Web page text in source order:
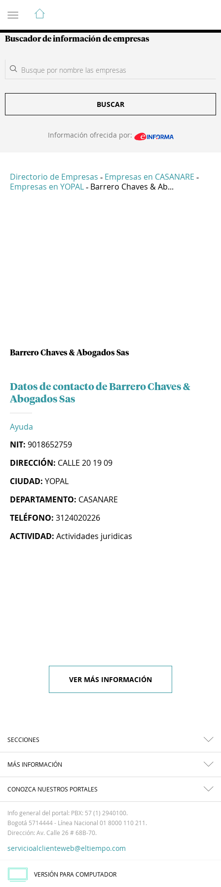
Guía de Empresas Colombianas
Buscador de información de empresas
BUSCAR
Información ofrecida por:
Directorio de Empresas - Empresas en CASANARE -
Empresas en YOPAL - Barrero Chaves & Ab...
Barrero Chaves & Abogados Sas
Datos de contacto de Barrero Chaves &
Abogados Sas
Ayuda
NIT: 9018652759
DIRECCIÓN: CALLE 20 19 09
CIUDAD: YOPAL
DEPARTAMENTO: CASANARE
TELÉFONO: 3124020226
ACTIVIDAD: Actividades juridicas
VER MÁS INFORMACIÓN
SECCIONES
MÁS INFORMACIÓN
CONOZCA NUESTROS PORTALES
Info general del portal: PBX: 57 (1) 2940100.
Bogotá 5714444 - Línea Nacional 01 8000 110 211.
Dirección: Av. Calle 26 # 68B-70.
servicioalclienteweb@eltiempo.com
VERSIÓN PARA COMPUTADOR